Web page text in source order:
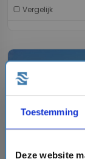
Toestemming
Deze website
Vergelijk